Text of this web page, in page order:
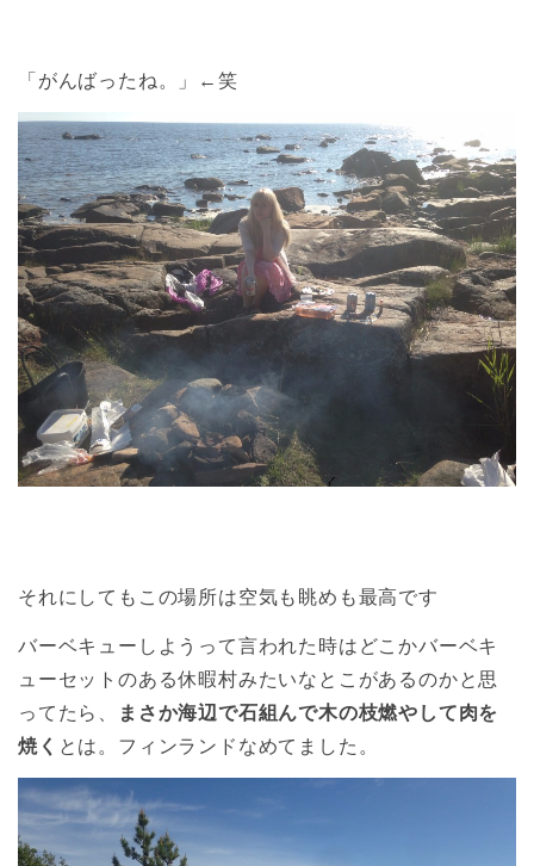
「がんばったね。」←笑
それにしてもこの場所は空気も眺めも最高です
バーベキューしようって言われた時はどこかバーベキ
ューセットのある休暇村みたいなとこがあるのかと思
ってたら、
まさか海辺で石組んで木の枝燃やして肉を
焼く とは。フィンランドなめてました。